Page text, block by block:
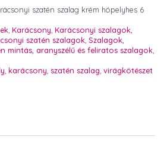
szatén szalag krém hópelyhes 6
, Karácsony, Karácsonyi szalagok,
szatén szalagok, Szalagok,
mintás, aranyszélű és feliratos szalagok,
, karácsony, szatén szalag, virágkötészet